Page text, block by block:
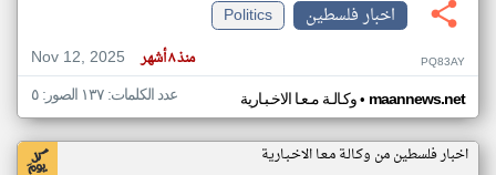
اخبار فلسطين
Politics
Nov 12, 2025
منذ ٨ أشهر PQ83AY
وكـالـة مـعـا الاخـبـارية• maannews.net عدد الكلمات: ١٣٧ الصور: ٥
اخبار فلسطين من وكـالـة مـعـا الاخـبـارية